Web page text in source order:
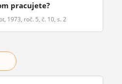
pracujete?
1973, roč. 5, č. 10, s. 2